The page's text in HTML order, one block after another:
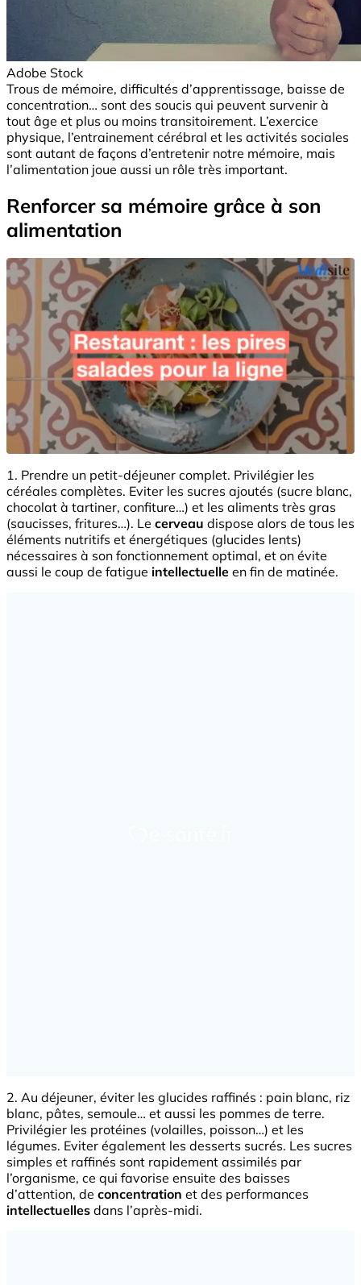
Adobe Stock
Trous de mémoire, difficultés d’apprentissage, baisse de
concentration… sont des soucis qui peuvent survenir à
tout âge et plus ou moins transitoirement. L’exercice
physique, l’entrainement cérébral et les activités sociales
sont autant de façons d’entretenir notre mémoire, mais
l’alimentation joue aussi un rôle très important.
Renforcer sa mémoire grâce à son
alimentation
1. Prendre un petit-déjeuner complet. Privilégier les
céréales complètes. Eviter les sucres ajoutés (sucre blanc,
chocolat à tartiner, confiture…) et les aliments très gras
(saucisses, fritures…). Le cerveau dispose alors de tous les
éléments nutritifs et énergétiques (glucides lents)
nécessaires à son fonctionnement optimal, et on évite
aussi le coup de fatigue intellectuelle en fin de matinée.
2. Au déjeuner, éviter les glucides raffinés : pain blanc, riz
blanc, pâtes, semoule… et aussi les pommes de terre.
Privilégier les protéines (volailles, poisson…) et les
légumes. Eviter également les desserts sucrés. Les sucres
simples et raffinés sont rapidement assimilés par
l’organisme, ce qui favorise ensuite des baisses
d’attention, de concentration et des performances
intellectuelles dans l’après-midi.